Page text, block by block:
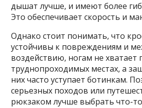
дышат лучше, и имеют более
Это обеспечивает скорость и
Однако стоит понимать, что
устойчивы к повреждениям и
воздействию, ногам не хватает
труднопроходимых местах, а
них часто уступает ботинкам.
серьезных походов или
рюкзаком лучше выбрать что-